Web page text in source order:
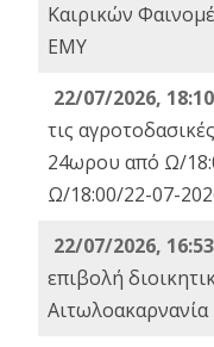
Καιρικών
ΕΜΥ
22/07/2026,
τις
24ωρου από Ω/
Ω/18:00/22-07-
22/07/2026,
επιβολή
Αιτωλοακαρνανία